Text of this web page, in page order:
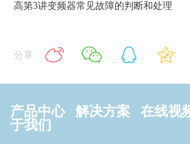
高第3讲变频器常见故障的判断和处理
分享
产品中心 解决方案 在线视
于我们